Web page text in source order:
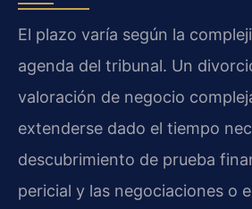
El plazo varía según la
agenda del tribunal. Un
valoración de negocio
extenderse dado el tiempo
descubrimiento de prueba
pericial y las negociaciones o